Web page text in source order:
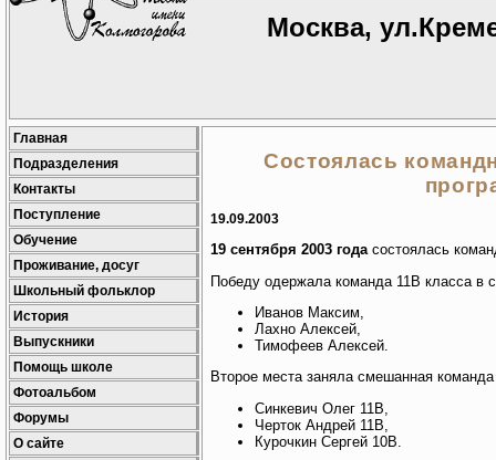
Москва,
Главная
Подразделения
Контакты
Поступление
Обучение
Проживание, досуг
Школьный фольклор
История
Выпускники
Помощь школе
Фотоальбом
Форумы
О сайте
Состоялась
19.09.2003
19 сентября 2003 годасостоялась
Победу одержала команда 11В класса в
Иванов Максим,
Лахно Алексей,
Тимофеев Алексей.
Второе места заняла смешанная
Синкевич Олег 11В,
Черток Андрей 11В,
Курочкин Сергей 10В.